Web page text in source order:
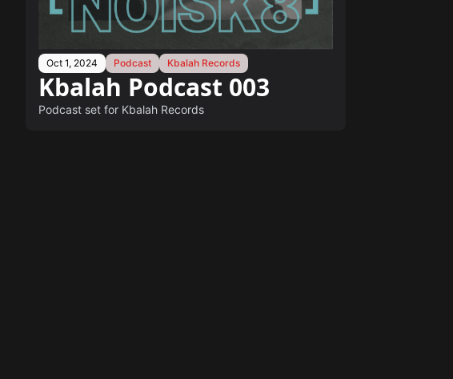
Oct 1, 2024 Podcast Kbalah Records
Kbalah Podcast 003
Podcast set for Kbalah Records